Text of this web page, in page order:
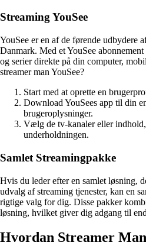
Streaming YouSee
YouSee er en af de førende udbydere
Danmark. Med et YouSee
og serier direkte på din computer,
streamer man YouSee?
Start med at oprette en
Download YouSees app til din
brugeroplysninger.
Vælg de tv-kanaler eller
underholdningen.
Samlet Streamingpakke
Hvis du leder efter en samlet løsning,
udvalg af streaming tjenester, kan en
rigtige valg for dig. Disse pakker
løsning, hvilket giver dig adgang til
Hvordan Streamer